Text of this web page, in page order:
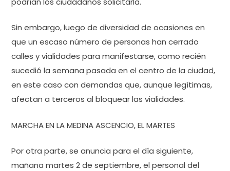
Sin embargo, luego de diversidad de ocasiones en
que un escaso número de personas han cerrado
calles y vialidades para manifestarse, como recién
sucedió la semana pasada en el centro de la ciudad,
en este caso con demandas que, aunque legítimas,
afectan a terceros al bloquear las vialidades.
MARCHA EN LA MEDINA ASCENCIO, EL MARTES
Por otra parte, se anuncia para el día siguiente,
mañana martes 2 de septiembre, el personal del